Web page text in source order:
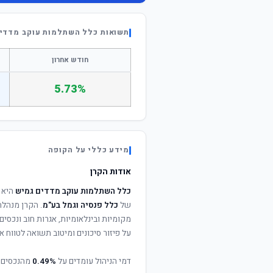
תשואות כלל השתלמות עוקב
חודש אחרון
5.73%
מידע כללי על הקופה
אודות הקרן
כלל השתלמות עוקב מדדים גמיש
של כלל פנסיה וגמל בע"מ. הקרן
מקומיות ובינלאומיות, אגרות חוב
על פיזור סיכונים ומיטוב תשואה לטווח
דמי הניהול עומדים על 0.49%